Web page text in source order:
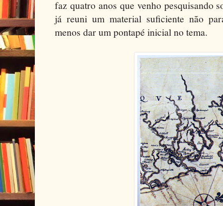
faz quatro anos que venho pesquisando
já reuni um material suficiente não
menos dar um pontapé inicial no tema.